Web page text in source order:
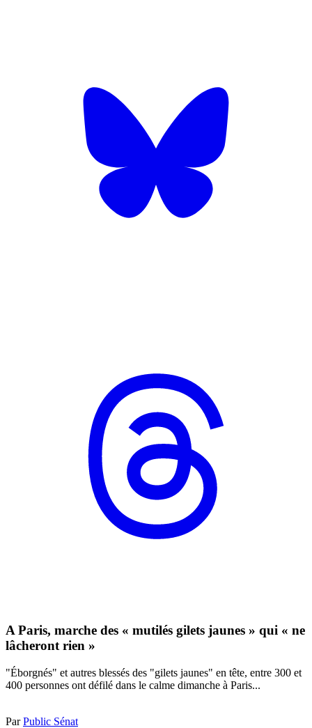
A Paris, marche des « mutilés gilets jaunes » qui « ne
lâcheront rien »
"Éborgnés" et autres blessés des "gilets jaunes" en tête, entre 300 et
400 personnes ont défilé dans le calme dimanche à Paris...
ParPublic Sénat